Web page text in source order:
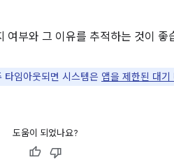
여부와 그 이유를 추적하는 것이 좋
임아웃되면 시스템은 앱을 제한된 대기
도움이 되었나요?